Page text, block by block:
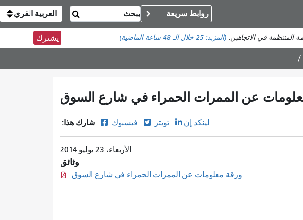
روابط سريعة العربية الفري
(المزيد:25 خلال الـ 48 ساعة الماضية) يشترك
عن الممرات الحمراء في شارع السوق
شارك هذا: فيسبوك تويتر لينكد إن
الأربعاء، 23 يوليو 2014
وثائق
ورقة معلومات عن الممرات الحمراء في شارع السوق